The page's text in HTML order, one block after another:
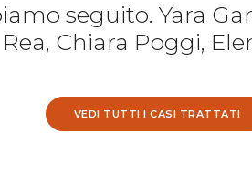
seguito. Yara
Chiara Poggi,
VEDI TUTTI I CASI TRATTATI